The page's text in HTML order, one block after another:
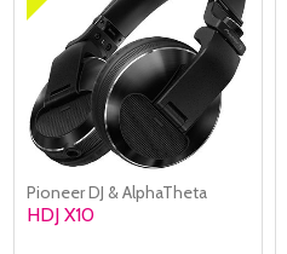
Pioneer DJ & AlphaTheta
HDJ X10